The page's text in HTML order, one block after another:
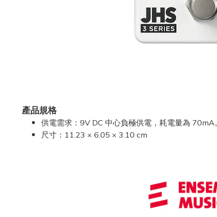
產品規格
供電需求：9V DC 中心負極供電，耗電量為 70mA
尺寸：11.23 × 6.05 × 3.10 cm